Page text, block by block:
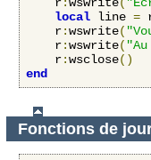
    r
:wswrite(
local line =
    r
:wswrite(
    r
:wswrite(
    r
:wsclose()
end
Fonctions de